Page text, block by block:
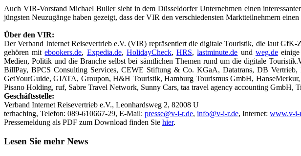
Auch VIR-Vorstand Michael Buller sieht in dem Düsseldorfer Unternehmen einen
jüngsten Neuzugänge haben gezeigt, dass der VIR den verschiedensten Marktteilnehmern
Über den VIR:
Der Verband Internet Reisevertrieb e.V. (VIR) repräsentiert die digitale Touristik, die laut
gehören mitebookers.de, Expedia.de, HolidayCheck,HRS,lastminute.de und weg.deeinige
Medien, Politik und die Branche selbst bei sämtlichen Themen rund um die digitale
BillPay, BPCS Consulting Services, CEWE Stiftung & Co. KGaA, Datatrans, DB
GetYourGuide, GIATA, Groupon, H&H Touristik, Hamburg Tourismus GmbH,
Pisano Holding, ruf, Sabre Travel Network, Sunny Cars, taa travel agency accounting GmbH,
Geschäftsstelle:
Verband Internet Reisevertrieb e.V., Leonhardsweg 2, 82008 U
terhaching, Telefon: 089-610667-29, E-Mail: presse@v-i-r.de, info@v-i-r.de, Internet: www.v-i-
Pressemeldung als PDF zum Download finden Sie hier.
Lesen Sie mehr News